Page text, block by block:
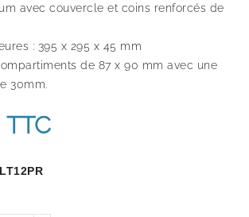
avec couvercle et coins renforcés de
: 395 x 295 x 45 mm
de 87 x 90 mm avec une
30mm.
TTC